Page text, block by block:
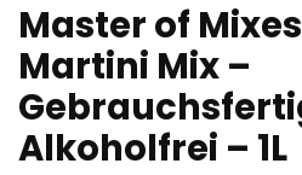
Master of
Martini Mix –
Alkoholfrei – 1L